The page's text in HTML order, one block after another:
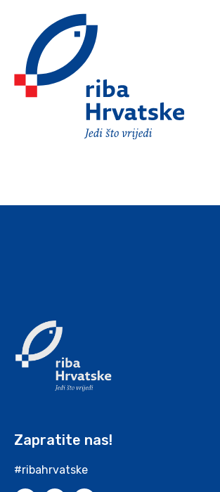
Zapratite nas!
#ribahrvatske